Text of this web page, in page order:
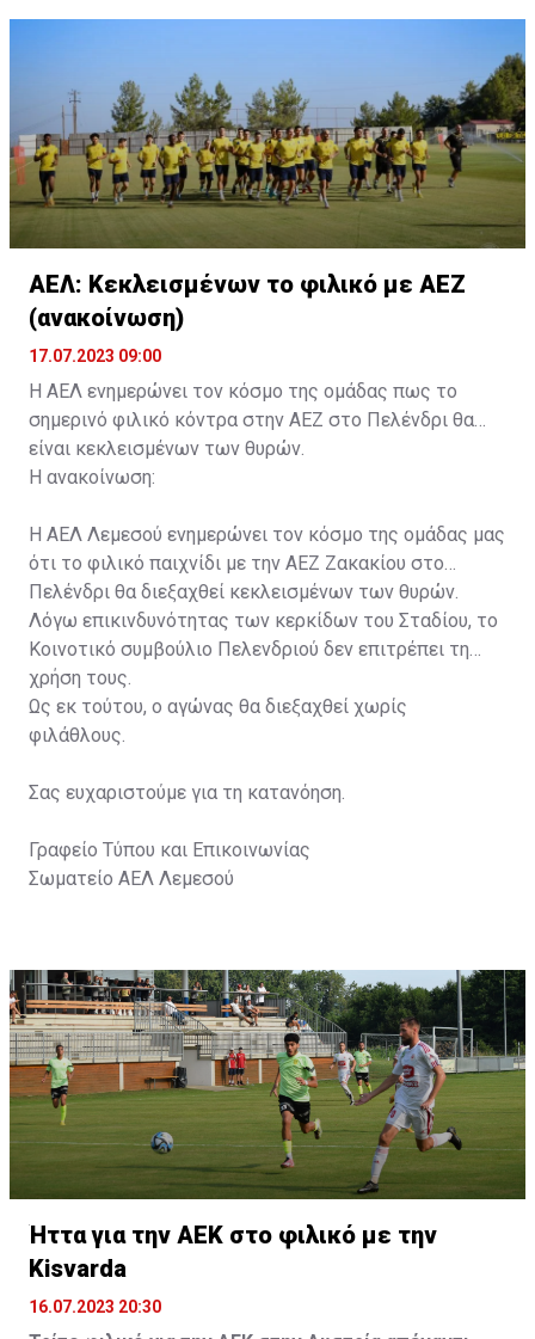
ονοματεπώνυμο, αριθμός πινακίδας αυτοκινήτου,
ΑΕΛ: Κεκλεισμένων το φιλικό με ΑΕΖ
(ανακοίνωση)
17.07.2023 09:00
Η ΑΕΛ ενημερώνει τον κόσμο της ομάδας πως το
σημερινό φιλικό κόντρα στην ΑΕΖ στο Πελένδρι θα
είναι κεκλεισμένων των θυρών.
Η ανακοίνωση:
Η ΑΕΛ Λεμεσού ενημερώνει τον κόσμο της ομάδας μας
ότι το φιλικό παιχνίδι με την ΑΕΖ Ζακακίου στο
Πελένδρι θα διεξαχθεί κεκλεισμένων των θυρών.
Λόγω επικινδυνότητας των κερκίδων του Σταδίου, το
Κοινοτικό συμβούλιο Πελενδριού δεν επιτρέπει τη
χρήση τους.
Ως εκ τούτου, ο αγώνας θα διεξαχθεί χωρίς
φιλάθλους.
Σας ευχαριστούμε για τη κατανόηση.
Γραφείο Τύπου και Επικοινωνίας
Σωματείο ΑΕΛ Λεμεσού
Ήττα για την ΑΕΚ στο φιλικό με την
Kisvarda
16.07.2023 20:30